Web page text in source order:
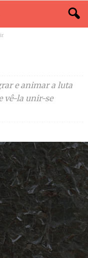
e animar a luta
vê-la unir-se